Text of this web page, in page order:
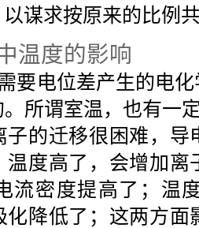
谋求按原来的比例
温度的影响
要电位差产生的电
所谓室温，也有一
子的迁移很困难，导
温度高了，会增加离
流密度提高了 ；
温
化降低了 ； 这两方面